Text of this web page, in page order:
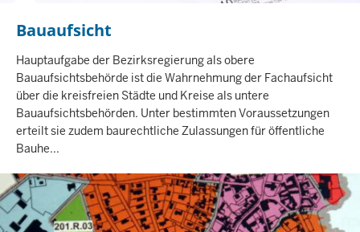
I
H
A
T
S
S
E
T
E
Bauaufsicht
Hauptaufgabe der Bezirksregierung als obere
Bauaufsichtsbehörde ist die Wahrnehmung der Fachaufsicht
über die kreisfreien Städte und Kreise als untere
Bauaufsichtsbehörden. Unter bestimmten Voraussetzungen
erteilt sie zudem baurechtliche Zulassungen für öffentliche
Bauhe...